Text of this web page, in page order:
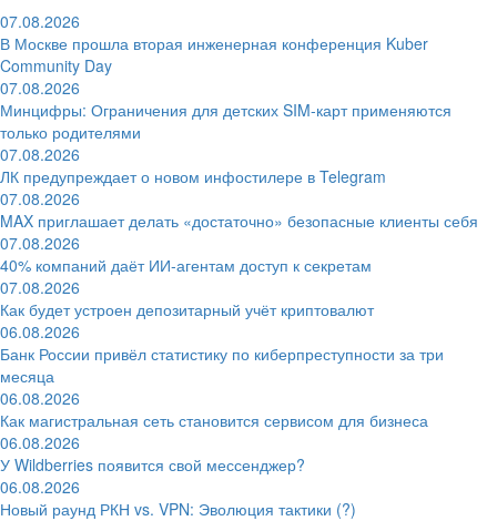
07.08.2026
В Москве прошла вторая инженерная конференция Kuber
Community Day
07.08.2026
Минцифры: Ограничения для детских SIM-карт применяются
только родителями
07.08.2026
ЛК предупреждает о новом инфостилере в Telegram
07.08.2026
MAX приглашает делать «достаточно» безопасные клиенты себя
07.08.2026
40% компаний даёт ИИ‑агентам доступ к секретам
07.08.2026
Как будет устроен депозитарный учёт криптовалют
06.08.2026
Банк России привёл статистику по киберпреступности за три
месяца
06.08.2026
Как магистральная сеть становится сервисом для бизнеса
06.08.2026
У Wildberries появится свой мессенджер?
06.08.2026
Новый раунд РКН vs. VPN: Эволюция тактики (?)